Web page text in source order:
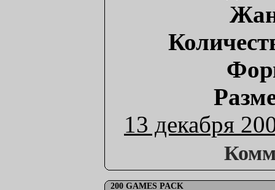
13 декабря
200 GAMES PACK